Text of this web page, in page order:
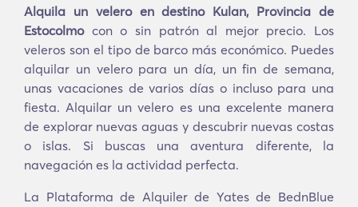
Alquila un velero en destino Kulan, Provincia de
Estocolmocon o sin patrón al mejor precio. Los
veleros son el tipo de barco más económico. Puedes
alquilar un velero para un día, un fin de semana,
unas vacaciones de varios días o incluso para una
fiesta. Alquilar un velero es una excelente manera
de explorar nuevas aguas y descubrir nuevas costas
o islas. Si buscas una aventura diferente, la
navegación es la actividad perfecta.
La Plataforma de Alquiler de Yates de BednBlue